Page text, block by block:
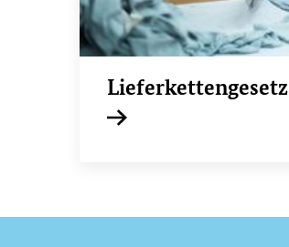
Lieferkettengesetz